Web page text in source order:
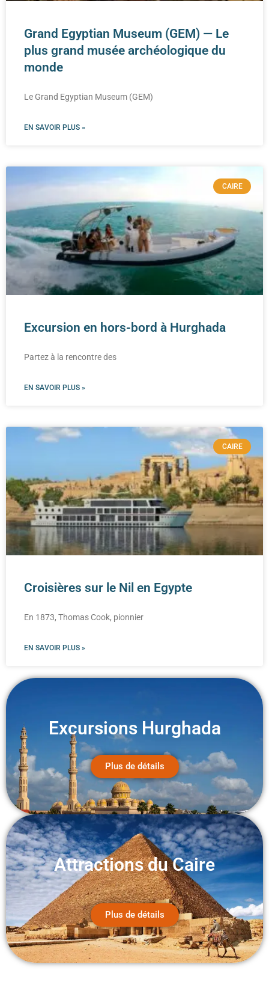
Grand Egyptian Museum (GEM) — Le
plus grand musée archéologique du
monde
Le Grand Egyptian Museum (GEM)
EN SAVOIR PLUS »
CAIRE
Excursion en hors-bord à Hurghada
Partez à la rencontre des
EN SAVOIR PLUS »
CAIRE
Croisières sur le Nil en Egypte
En 1873, Thomas Cook, pionnier
EN SAVOIR PLUS »
Excursions Hurghada
Plus de détails
Attractions du Caire
Plus de détails